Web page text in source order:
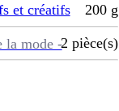
et créatifs
la mode -
200 g
2 pièce(s)